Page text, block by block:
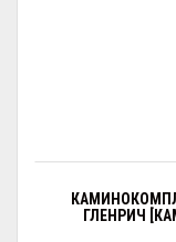
ГЛЕНРИЧ